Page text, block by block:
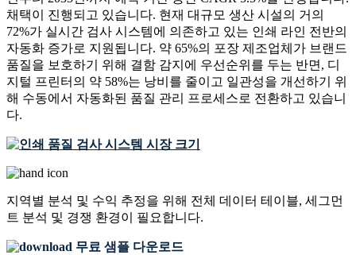
채택이 진행되고 있습니다. 현재 대규모 생산 시설의 거의
72%가 실시간 검사 시스템에 의존하고 있는 인쇄 라인 전반의
자동화 증가로 지원됩니다. 약 65%의 포장 제조업체가 브랜드
품질을 보호하기 위해 결함 감지에 우선순위를 두는 반면, 디
지털 프린터의 약 58%는 낭비를 줄이고 일관성을 개선하기 위
해 수동에서 자동화된 품질 관리 프로세스로 전환하고 있습니
다.
지역별 분석 및 수익 추정을 위해 전체 데이터 테이블, 세그먼
트 분석 및 경쟁 환경이 필요합니다.
무료 샘플 다운로드